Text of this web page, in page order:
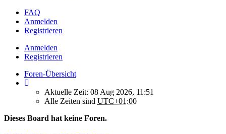
FAQ
Anmelden
Registrieren
Anmelden
Registrieren
Foren-Übersicht
Aktuelle Zeit: 08 Aug 2026, 11:51
Alle Zeiten sind UTC+01:00
Dieses Board hat keine Foren.